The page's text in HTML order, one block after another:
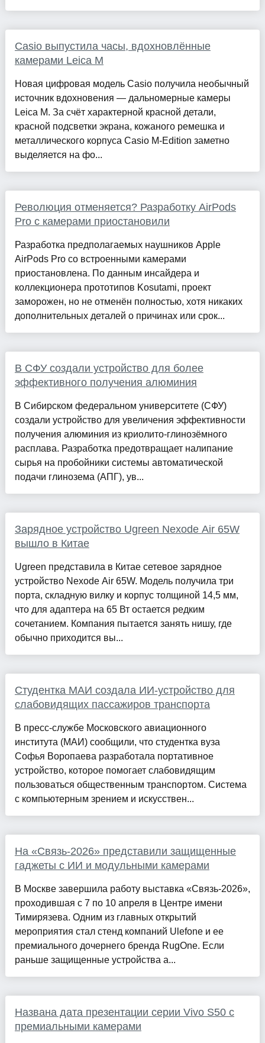
Casio выпустила часы, вдохновлённые
камерами Leica M
Новая цифровая модель Casio получила необычный
источник вдохновения — дальномерные камеры
Leica M. За счёт характерной красной детали,
красной подсветки экрана, кожаного ремешка и
металлического корпуса Casio M-Edition заметно
выделяется на фо...
Революция отменяется? Разработку AirPods
Pro с камерами приостановили
Разработка предполагаемых наушников Apple
AirPods Pro со встроенными камерами
приостановлена. По данным инсайдера и
коллекционера прототипов Kosutami, проект
заморожен, но не отменён полностью, хотя никаких
дополнительных деталей о причинах или срок...
В СФУ создали устройство для более
эффективного получения алюминия
В Сибирском федеральном университете (СФУ)
создали устройство для увеличения эффективности
получения алюминия из криолито-глинозёмного
расплава. Разработка предотвращает налипание
сырья на пробойники системы автоматической
подачи глинозема (АПГ), ув...
Зарядное устройство Ugreen Nexode Air 65W
вышло в Китае
Ugreen представила в Китае сетевое зарядное
устройство Nexode Air 65W. Модель получила три
порта, складную вилку и корпус толщиной 14,5 мм,
что для адаптера на 65 Вт остается редким
сочетанием. Компания пытается занять нишу, где
обычно приходится вы...
Студентка МАИ создала ИИ-устройство для
слабовидящих пассажиров транспорта
В пресс-службе Московского авиационного
института (МАИ) сообщили, что студентка вуза
Софья Воропаева разработала портативное
устройство, которое помогает слабовидящим
пользоваться общественным транспортом. Система
с компьютерным зрением и искусствен...
На «Связь-2026» представили защищенные
гаджеты с ИИ и модульными камерами
В Москве завершила работу выставка «Связь-2026»,
проходившая с 7 по 10 апреля в Центре имени
Тимирязева. Одним из главных открытий
мероприятия стал стенд компаний Ulefone и ее
премиального дочернего бренда RugOne. Если
раньше защищенные устройства а...
Названа дата презентации серии Vivo S50 с
премиальными камерами